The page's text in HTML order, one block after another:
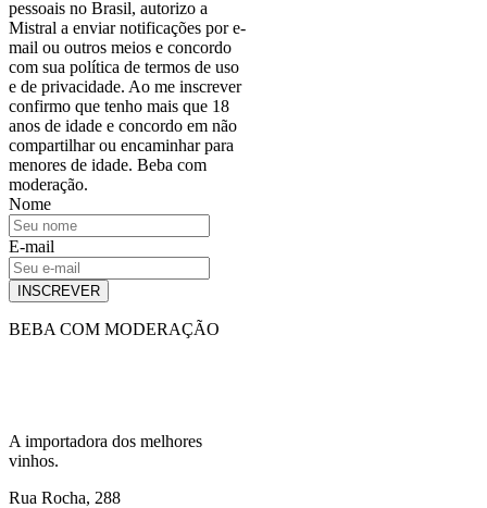
pessoais no Brasil, autorizo a
Mistral a enviar notificações por e-
mail ou outros meios e concordo
com sua política de termos de uso
e de privacidade. Ao me inscrever
confirmo que tenho mais que 18
anos de idade e concordo em não
compartilhar ou encaminhar para
menores de idade. Beba com
moderação.
Nome
E-mail
INSCREVER
BEBA COM MODERAÇÃO
A importadora dos melhores
vinhos.
Rua Rocha, 288